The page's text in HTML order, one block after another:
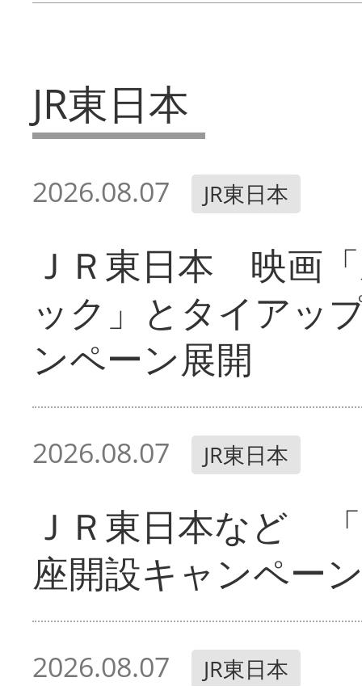
JR東日本
2026.08.07 JR東日本
ＪＲ東日本 映画
ック」とタイアッ
ンペーン展開
2026.08.07 JR東日本
ＪＲ東日本など
座開設キャンペー
2026.08.07 JR東日本